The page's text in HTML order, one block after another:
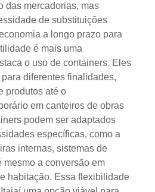
das mercadorias, mas
de substituições
a longo prazo para
é mais uma
o uso de containers. Eles
diferentes finalidades,
produtos até o
em canteiros de obras
podem ser adaptados
específicas, como a
internas, sistemas de
mesmo a conversão em
habitação. Essa flexibilidade